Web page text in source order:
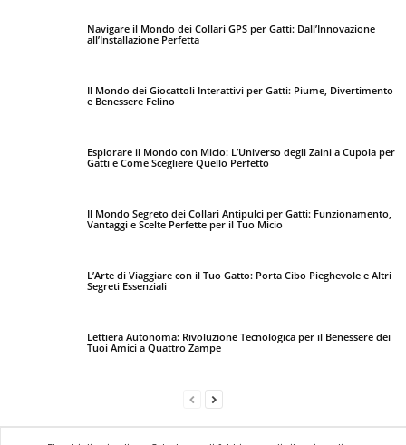
Navigare il Mondo dei Collari GPS per Gatti: Dall’Innovazione
all’Installazione Perfetta
Il Mondo dei Giocattoli Interattivi per Gatti: Piume, Divertimento
e Benessere Felino
Esplorare il Mondo con Micio: L’Universo degli Zaini a Cupola per
Gatti e Come Scegliere Quello Perfetto
Il Mondo Segreto dei Collari Antipulci per Gatti: Funzionamento,
Vantaggi e Scelte Perfette per il Tuo Micio
L’Arte di Viaggiare con il Tuo Gatto: Porta Cibo Pieghevole e Altri
Segreti Essenziali
Lettiera Autonoma: Rivoluzione Tecnologica per il Benessere dei
Tuoi Amici a Quattro Zampe